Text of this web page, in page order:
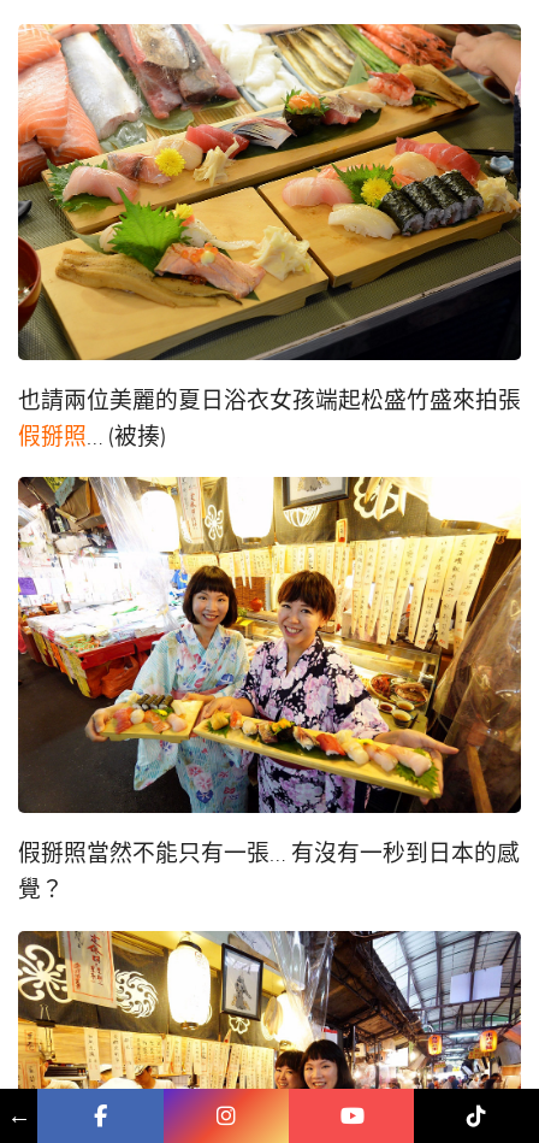
也請兩位美麗的夏日浴衣女孩端起松盛竹盛來拍張
假掰照… (被揍)
假掰照當然不能只有一張… 有沒有一秒到日本的感
覺？
←